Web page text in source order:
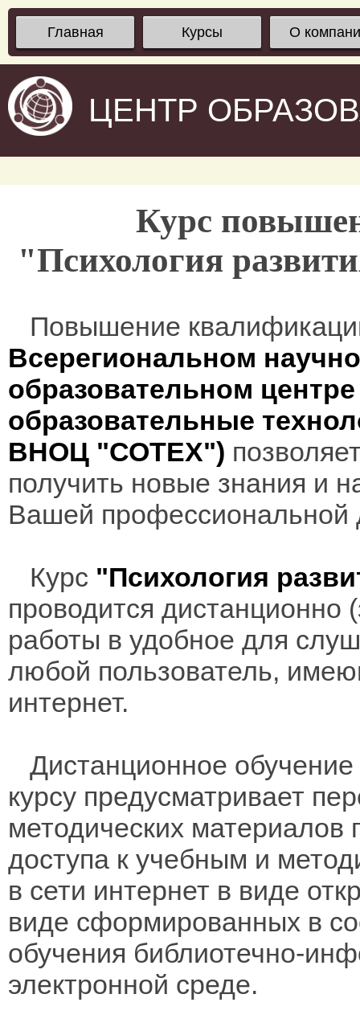
Главная Курсы О
ЦЕНТР
Курс
"Психология
Повышение
Всерегиональном
образовательном
образовательные
ВНОЦ "СОТЕХ")
получить новые знания и
Вашей профессиональной
Курс "Психология
проводится дистанционно
работы в удобное для
любой пользователь,
интернет.
Дистанционное
курсу предусматривает
методических материалов
доступа к учебным и
в сети интернет в виде
виде сформированных в
обучения библиотечно-
электронной среде.